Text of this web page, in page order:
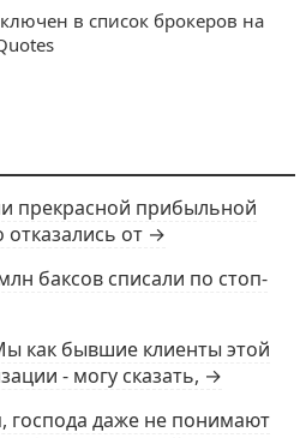
в список брокеров на
прекрасной прибыльной
отказались от →
баксов списали по стоп-
как бывшие клиенты этой
- могу сказать, →
господа даже не понимают